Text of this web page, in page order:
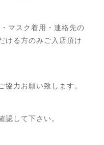
マスク着用・連絡先の
ける方のみご入店頂け
協力お願い致します。
認して下さい。